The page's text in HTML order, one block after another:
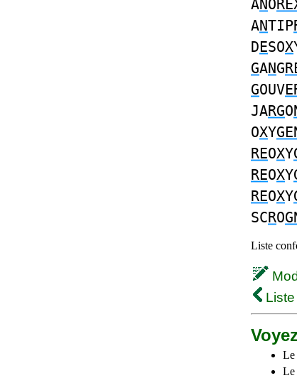
ANO
ANTIP
DESOX
GANG
GOUV
JARGO
OXY
REOXY
REOXY
REOXY
SCRO
Liste
Le
Le